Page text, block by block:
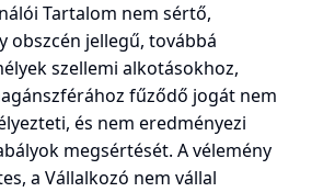
Tartalom nem sértő,
obszcén jellegű, továbbá
szellemi alkotásokhoz,
fűződő jogát nem
és nem eredményezi
megsértését. A vélemény
a Vállalkozó nem vállal